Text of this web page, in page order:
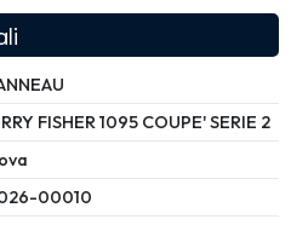
FISHER 1095 COUPE' SERIE 2
00010